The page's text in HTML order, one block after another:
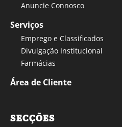
Anuncie Connosco
Serviços
Emprego e Classificados
Divulgação Institucional
Farmácias
Área de Cliente
SECÇÕES